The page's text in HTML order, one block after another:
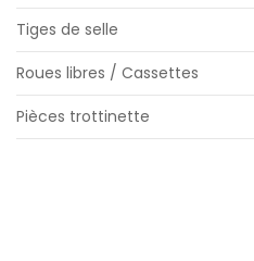
Tiges de selle
Roues libres / Cassettes
Pièces trottinette